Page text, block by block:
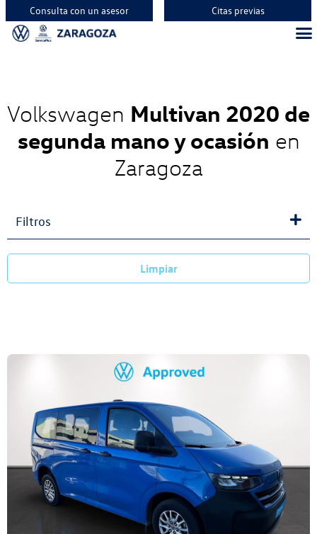
Consulta con un asesor Citas previas
Volkswagen Multivan 2020 de
segunda mano y ocasión en
Zaragoza
Filtros
Limpiar